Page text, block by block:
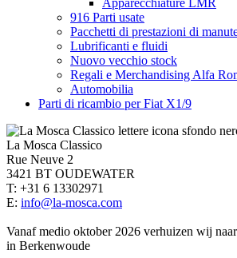
Apparecchiature LMR
916 Parti usate
Pacchetti di prestazioni di
Lubrificanti e fluidi
Nuovo vecchio stock
Regali e Merchandising Alfa
Automobilia
Parti di ricambio per Fiat X1/9
La Mosca Classico
Rue Neuve 2
3421 BT OUDEWATER
T: +31 6 13302971
E: info@la-mosca.com
Vanaf medio oktober 2026 verhuizen wij
in Berkenwoude